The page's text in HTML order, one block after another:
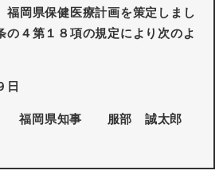
福岡県保健医療計画を策定しまし
の４第１８項の規定により次のよ
日
福岡県知事 服部 誠太郎